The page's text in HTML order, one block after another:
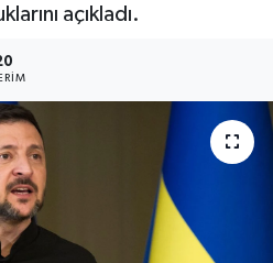
açıkladı.